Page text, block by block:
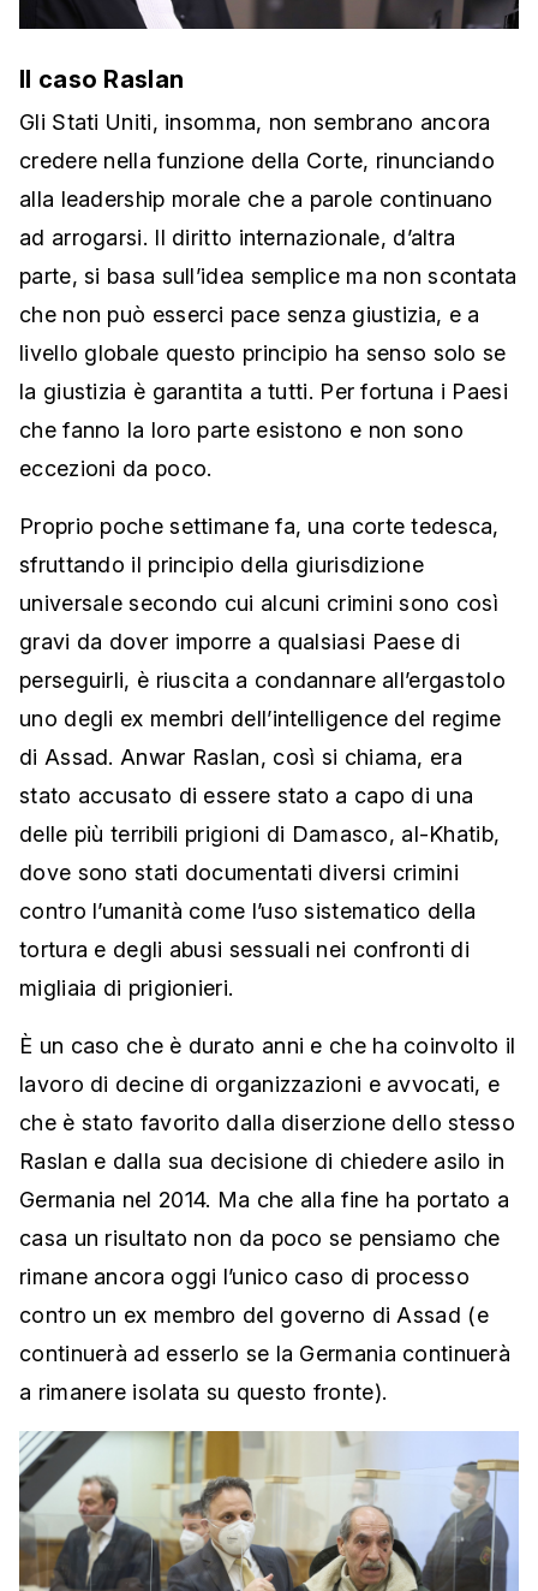
Il caso Raslan
Gli Stati Uniti, insomma, non sembrano ancora
credere nella funzione della Corte, rinunciando
alla leadership morale che a parole continuano
ad arrogarsi. Il diritto internazionale, d’altra
parte, si basa sull’idea semplice ma non scontata
che non può esserci pace senza giustizia, e a
livello globale questo principio ha senso solo se
la giustizia è garantita a tutti. Per fortuna i Paesi
che fanno la loro parte esistono e non sono
eccezioni da poco.
Proprio poche settimane fa, una corte tedesca,
sfruttando il principio della giurisdizione
universale secondo cui alcuni crimini sono così
gravi da dover imporre a qualsiasi Paese di
perseguirli, è riuscita a condannare all’ergastolo
uno degli ex membri dell’intelligence del regime
di Assad. Anwar Raslan, così si chiama, era
stato accusato di essere stato a capo di una
delle più terribili prigioni di Damasco, al-Khatib,
dove sono stati documentati diversi crimini
contro l’umanità come l’uso sistematico della
tortura e degli abusi sessuali nei confronti di
migliaia di prigionieri.
È un caso che è durato anni e che ha coinvolto il
lavoro di decine di organizzazioni e avvocati, e
che è stato favorito dalla diserzione dello stesso
Raslan e dalla sua decisione di chiedere asilo in
Germania nel 2014. Ma che alla fine ha portato a
casa un risultato non da poco se pensiamo che
rimane ancora oggi l’unico caso di processo
contro un ex membro del governo di Assad (e
continuerà ad esserlo se la Germania continuerà
a rimanere isolata su questo fronte).